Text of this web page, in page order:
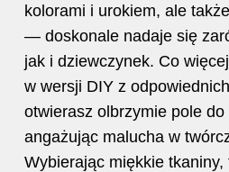
kolorami i urokiem, ale także
— doskonale nadaje się
jak i dziewczynek. Co
w wersji DIY z
otwierasz olbrzymie pole
angażując malucha w
Wybierając miękkie tkaniny,